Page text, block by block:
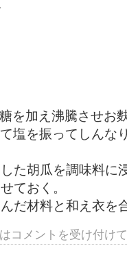
加え沸騰させお
を振ってしんな
た胡瓜を調味料に
ておく。
だ材料と和え衣を
コメントを受け付け